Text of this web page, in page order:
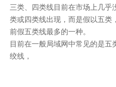
三类、四类线目前在市场上几乎
类或四类线出现，而是假以五类
前假五类线最多的一种。
目前在一般局域网中常见的是五
绞线，